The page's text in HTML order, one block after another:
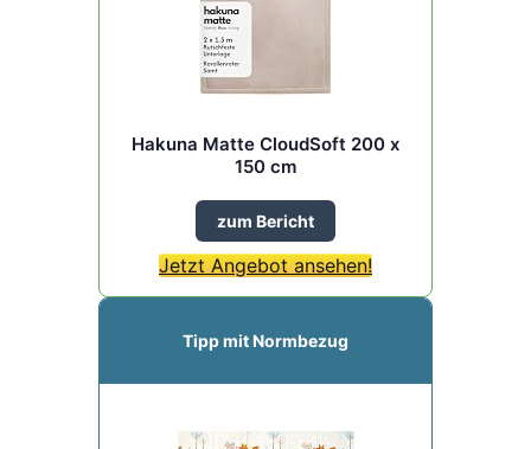
Hakuna Matte CloudSoft 200 x
150 cm
zum Bericht
Jetzt Angebot ansehen!
Tipp mit Normbezug